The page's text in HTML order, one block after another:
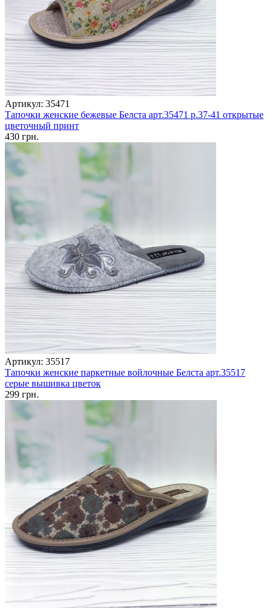
Артикул: 35471
Тапочки женские бежевые Белста арт.35471 р.37-41 открытые
цветочный принт
430 грн.
Артикул: 35517
Тапочки женские паркетные войлочные Белста арт.35517
серые вышивка цветок
299 грн.